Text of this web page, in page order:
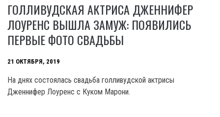
ГОЛЛИВУДСКАЯ АКТРИСА ДЖЕННИФЕР
ЛОУРЕНС ВЫШЛА ЗАМУЖ: ПОЯВИЛИСЬ
ПЕРВЫЕ ФОТО СВАДЬБЫ
21 ОКТЯБРЯ, 2019
На днях состоялась свадьба голливудской актрисы
Дженнифер Лоуренс с Куком Марони.